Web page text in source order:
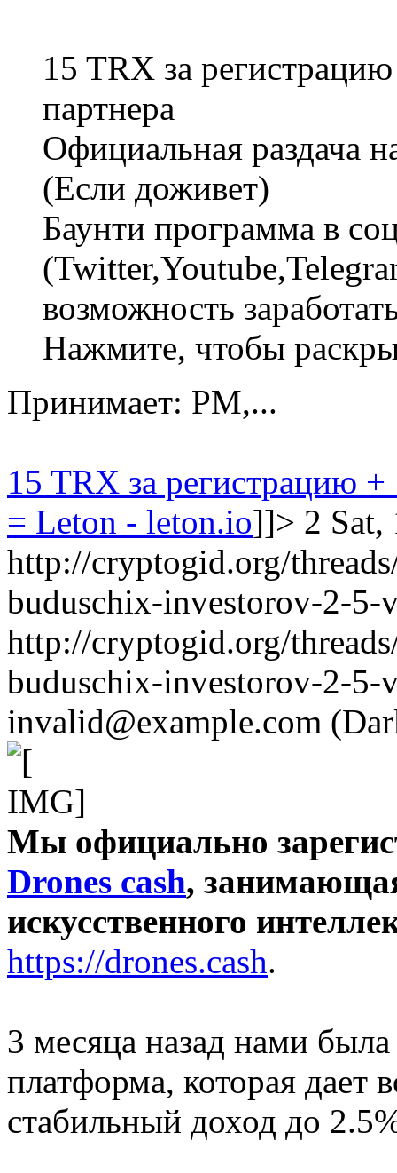
15 TRX за
партнера
Официальная раздача
(Если доживет)
Баунти программа в
возможность
Нажмите, чтобы
Принимает: PM,...
15 TRX за регистрацию +
= Leton - leton.io]]> 2 Sat,
http://cryptogid.org/
buduschix-investorov-2-5-
http://cryptogid.org/
buduschix-investorov-2-5-
invalid@example.com
Мы официально
Drones cash,
искусственного
https://drones.cash.
3 месяца назад нами
платформа, которая дает
стабильный доход до